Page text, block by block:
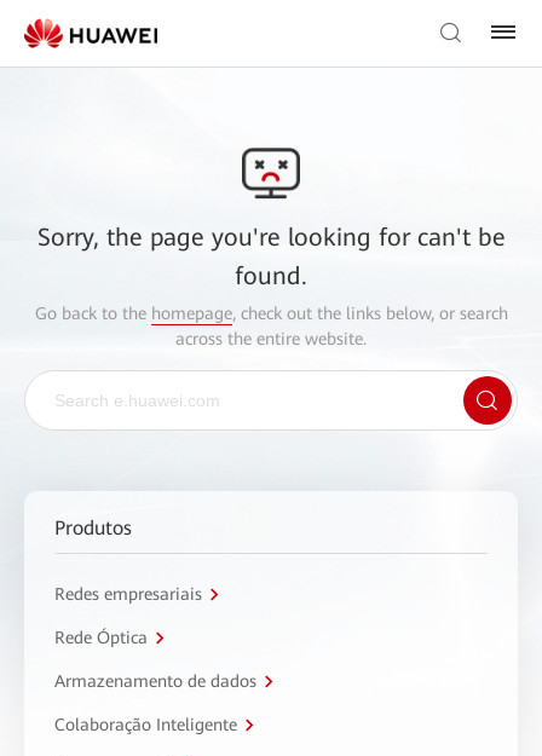
Sorry, the page you're looking for can't be
found.
Go back to the homepage, check out the links below, or search
across the entire website.
Produtos
Redes empresariais
Rede Óptica
Armazenamento de dados
Colaboração Inteligente